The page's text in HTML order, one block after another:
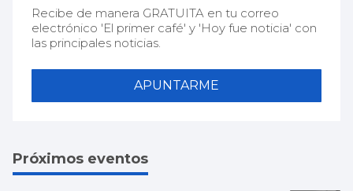
Recibe de manera GRATUITA en tu correo
electrónico 'El primer café' y 'Hoy fue noticia' con
las principales noticias.
APUNTARME
Próximos eventos